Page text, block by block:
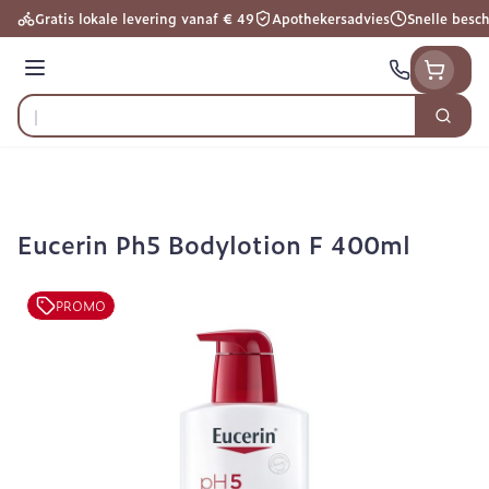
Ga naar de inhoud
Gratis lokale levering vanaf € 49 Apothekersadvies Snelle
Menu
Product, merk, categorie...
Zoek
Eucerin Ph5 Bodylotion F 400ml
PROMO